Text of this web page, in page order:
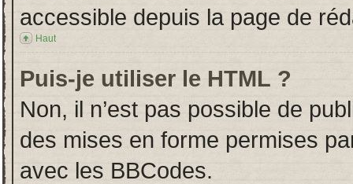
accessible depuis la page de
Haut
Puis-je utiliser le HTML ?
Non, il n’est pas possible de
des mises en forme permises
avec les BBCodes.